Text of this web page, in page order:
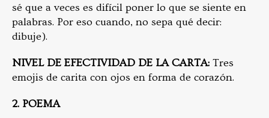
sé que a veces es difícil poner lo que se siente en
palabras. Por eso cuando, no sepa qué decir:
dibuje).
NIVEL DE EFECTIVIDAD DE LA CARTA: Tres
emojis de carita con ojos en forma de corazón.
2. POEMA